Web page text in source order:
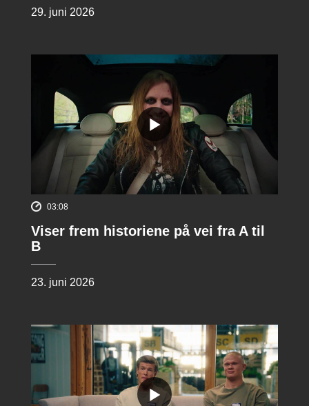
29. juni 2026
03:08
Viser frem historiene på vei fra A til
B
23. juni 2026